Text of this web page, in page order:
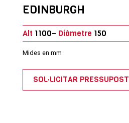
EDINBURGH
Alt 1100– Diàmetre 150
Mides en mm
SOL·LICITAR PRESSUPOST